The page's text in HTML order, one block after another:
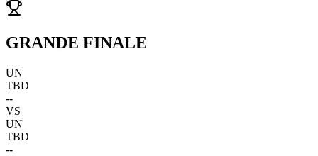
GRANDE FINALE
UN
TBD
--
VS
UN
TBD
--